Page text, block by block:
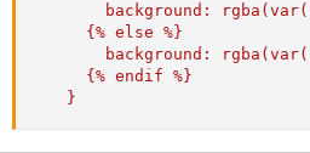
background:
      {% else %}
background:
      {% endif %}
    }